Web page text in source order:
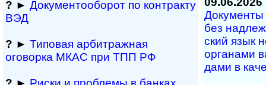
? ► Документооборот по контракту
ВЭД
? ► Типовая арбитражная
оговорка МКАС при ТПП РФ
Документы
без
ский язык
ор­га­на­ми
да­ми в